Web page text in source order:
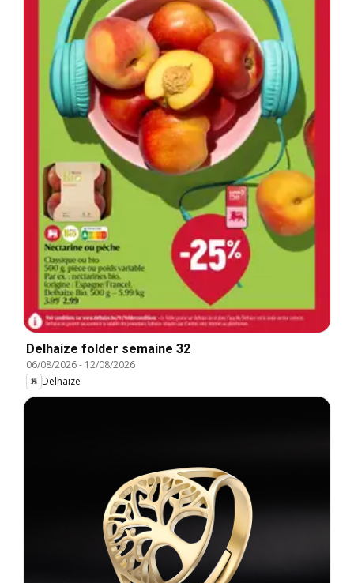
Delhaize folder semaine 32
06/08/2026- 12/08/2026
Delhaize